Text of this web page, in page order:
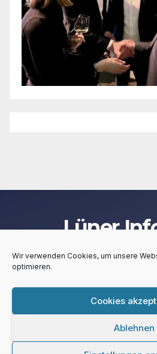
Wir verwenden Cookies, um unsere
optimieren.
Cookies
Ablehnen
Lüner
Stolz präsentiert von WordPress
Themeansar